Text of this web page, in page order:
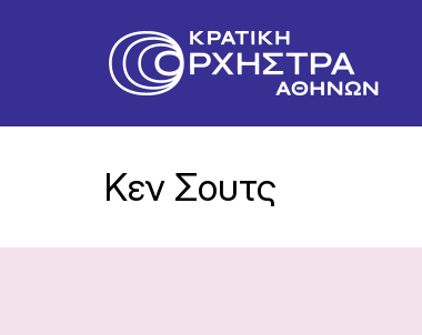
Κεν Σουτς